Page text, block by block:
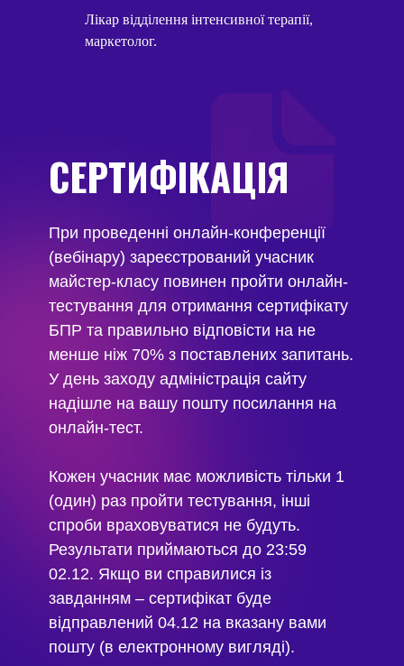
Лікар відділення інтенсивної терапії,
маркетолог.
СЕРТИФІКАЦІЯ
При проведенні онлайн-конференції
(вебінару) зареєстрований учасник
майстер-класу повинен пройти онлайн-
тестування для отримання сертифікату
БПР та правильно відповісти на не
менше ніж 70% з поставлених запитань.
У день заходу адміністрація сайту
надішле на вашу пошту посилання на
онлайн-тест.
Кожен учасник має можливість тільки 1
(один) раз пройти тестування, інші
спроби враховуватися не будуть.
Результати приймаються до 23:59
02.12. Якщо ви справилися із
завданням – сертифікат буде
відправлений 04.12 на вказану вами
пошту (в електронному вигляді).